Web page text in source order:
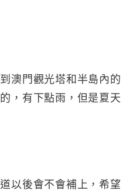
澳門觀光塔和半島內的
，有下點雨，但是夏天
以後會不會補上，希望